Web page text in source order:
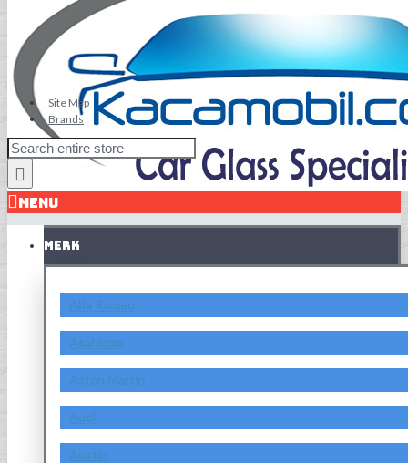
Site Map
Brands
MENU
MERK
Alfa Romeo
Asahimas
Aston Martin
Audi
Austin